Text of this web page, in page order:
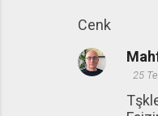
Cenk
25